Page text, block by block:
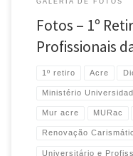
Fotos – 1º
Profissionais
1º retiro Acre
Ministério
Mur acre MURac
Renovação
Universitário e